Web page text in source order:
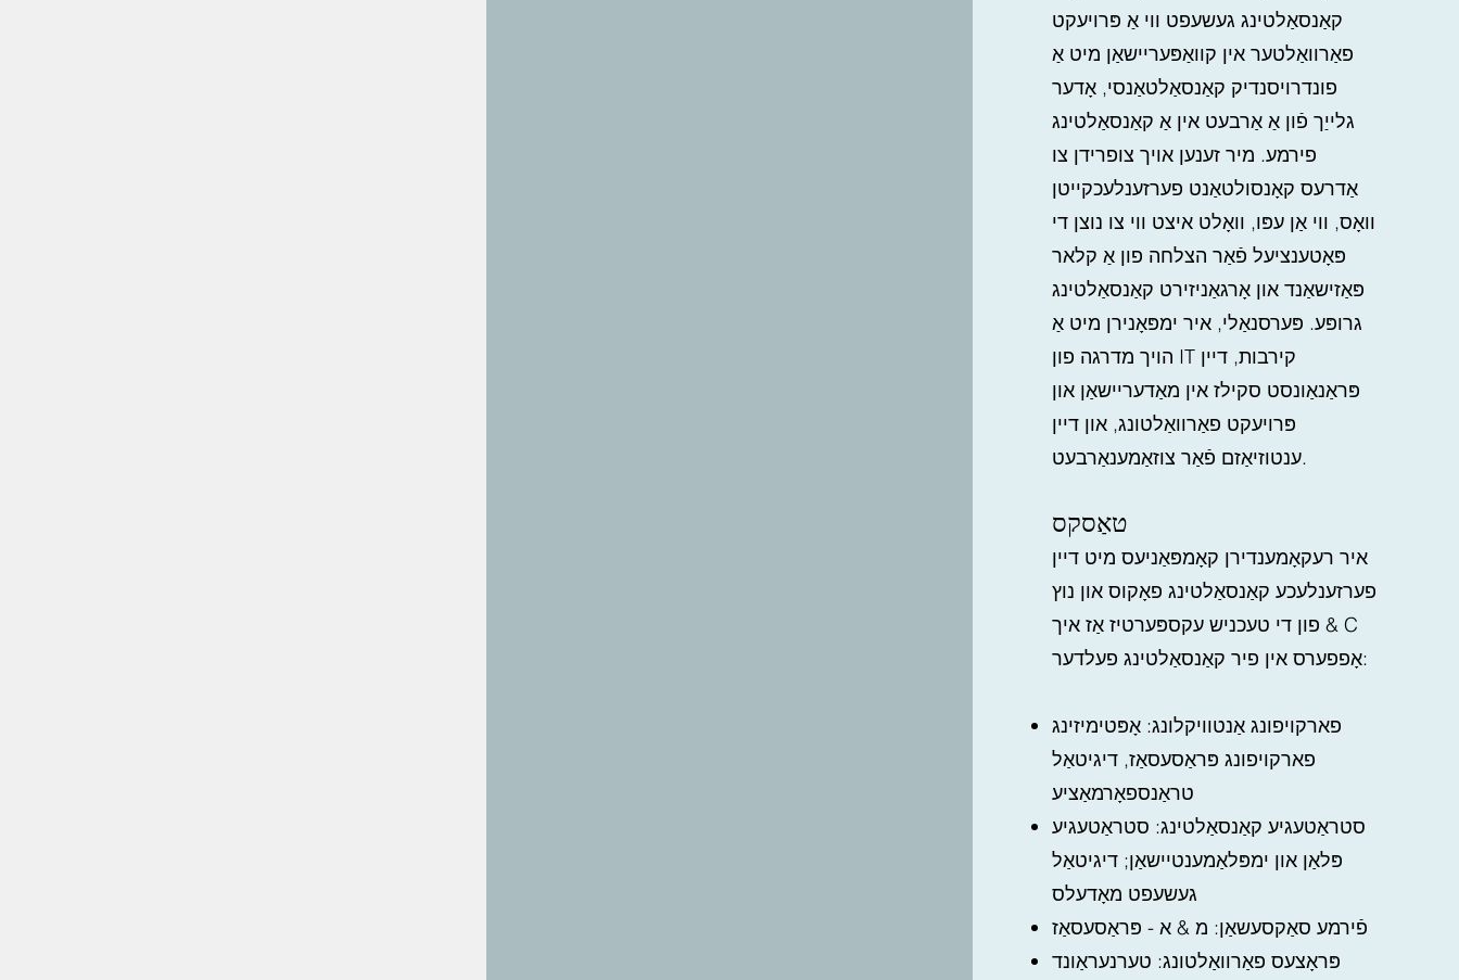
קאַנסאַלטינג געשעפט ווי אַ פּרויעקט
פאַרוואַלטער אין קוואַפּעריישאַן מיט אַ
פונדרויסנדיק קאַנסאַלטאַנסי, אָדער
גלייַך פֿון אַ אַרבעט אין אַ קאַנסאַלטינג
פירמע. מיר זענען אויך צופרידן צו
אַדרעס קאָנסולטאַנט פערזענלעכקייטן
וואָס, ווי אַן עפּו, וואָלט איצט ווי צו נוצן די
פּאָטענציעל פֿאַר הצלחה פון אַ קלאר
פּאַזישאַנד און אָרגאַניזירט קאַנסאַלטינג
גרופּע. פּערסנאַלי, איר ימפּאָנירן מיט אַ
הויך מדרגה פון IT קירבות, דיין
פּראַנאַונסט סקילז אין מאַדעריישאַן און
פּרויעקט פאַרוואַלטונג, און דיין
ענטוזיאַזם פֿאַר צוזאַמענאַרבעט.
טאַסקס
איר רעקאָמענדירן קאָמפּאַניעס מיט דיין
פערזענלעכע קאַנסאַלטינג פאָקוס און נוץ
פון די טעכניש עקספּערטיז אַז איך & C
אָפפערס אין פיר קאַנסאַלטינג פעלדער:
פארקויפונג אַנטוויקלונג: אָפּטימיזינג
פארקויפונג פּראַסעסאַז, דיגיטאַל
טראַנספאָרמאַציע
סטראַטעגיע קאַנסאַלטינג: סטראַטעגיע
פּלאַן און ימפּלאַמענטיישאַן; דיגיטאַל
געשעפט מאָדעלס
פֿירמע סאַקסעשאַן: מ & א - פּראַסעסאַז
פּראָצעס פאַרוואַלטונג: טערנעראַונד